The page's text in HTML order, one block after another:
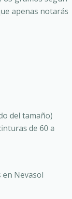
apenas notarás
del tamaño)
de 60 a
en Nevasol